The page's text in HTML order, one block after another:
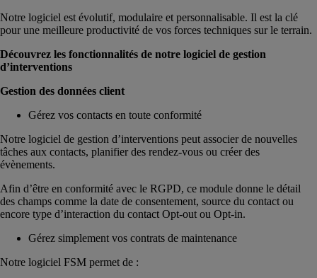
Notre logiciel est évolutif, modulaire et personnalisable. Il est la clé
pour une meilleure productivité de vos forces techniques sur le terrain.
Découvrez les fonctionnalités de notre logiciel de gestion
d’interventions
Gestion des données client
Gérez vos contacts en toute conformité
Notre logiciel de gestion d’interventions peut associer de nouvelles
tâches aux contacts, planifier des rendez-vous ou créer des
évènements.
Afin d’être en conformité avec le RGPD, ce module donne le détail
des champs comme la date de consentement, source du contact ou
encore type d’interaction du contact Opt-out ou Opt-in.
Gérez simplement vos contrats de maintenance
Notre logiciel FSM permet de :